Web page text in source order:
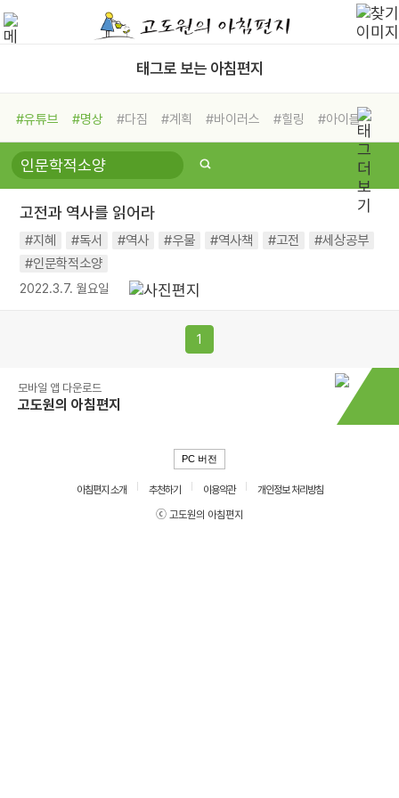
태그로 보는 아침편지
#유튜브 #명상 #다짐 #계획 #바이러스 #힐링
#아이들
#비전캠프
#독서캠프 #삶
#희망
#나눔 #친구 #링컨학교
#독서
#건강 #면역력
고전과 역사를 읽어라
#지혜 #독서 #역사 #우물 #역사책 #고전
#세상공부
#인문학적소양
2022.3.7. 월요일
1
모바일 앱 다운로드
고도원의 아침편지
PC 버전
아침편지 소개 추천하기 이용약관
개인정보 처리방침
ⓒ 고도원의 아침편지